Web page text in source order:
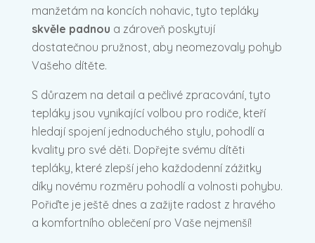
manžetám na koncích nohavic, tyto tepláky
skvěle padnou a zároveň poskytují
dostatečnou pružnost, aby neomezovaly pohyb
Vašeho dítěte.
S důrazem na detail a pečlivé zpracování, tyto
tepláky jsou vynikající volbou pro rodiče, kteří
hledají spojení jednoduchého stylu, pohodlí a
kvality pro své děti. Dopřejte svému dítěti
tepláky, které zlepší jeho každodenní zážitky
díky novému rozměru pohodlí a volnosti pohybu.
Pořiďte je ještě dnes a zažijte radost z hravého
a komfortního oblečení pro Vaše nejmenší!